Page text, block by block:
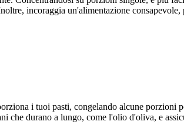
incoraggia un'alimentazione
i tuoi pasti, congelando alcune porzioni
che durano a lungo, come l'olio d'oliva, e